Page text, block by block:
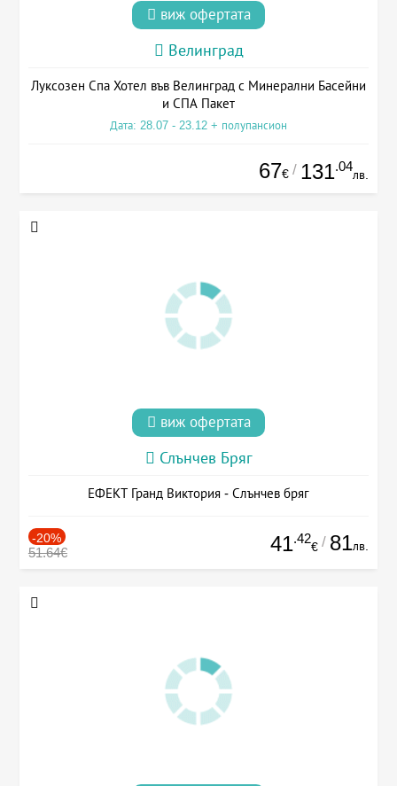
виж офертата
Велинград
Луксозен Спа Хотел във Велинград с Минерални Басейни
и СПА Пакет
Дата: 28.07 - 23.12 + полупансион
67€ / 131.04
лв.
виж офертата
Слънчев Бряг
ЕФЕКТ Гранд Виктория - Слънчев бряг
-20%
51.64€ 41.42
€ / 81лв.